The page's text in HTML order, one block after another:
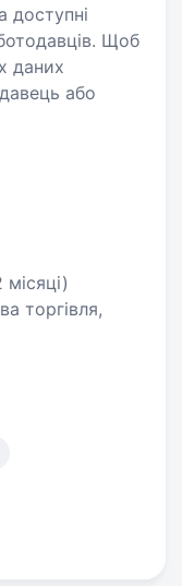
доступні
Щоб
даних
або
торгівля,